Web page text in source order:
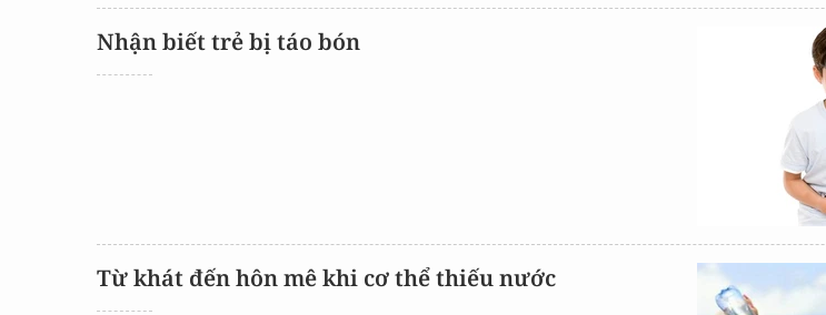
Nhận biết trẻ bị táo bón
Từ khát đến hôn mê khi cơ thể thiếu nước